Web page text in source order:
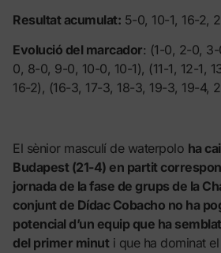
Resultat acumulat: 5-0, 10-1, 16-2,
Evolució del marcador: (1-0, 2-0,
0, 8-0, 9-0, 10-0, 10-1), (11-1, 12-1,
16-2), (16-3, 17-3, 18-3, 19-3, 19-4,
El sènior masculí de waterpolo ha
Budapest (21-4) en partit
jornada de la fase de grups de la
conjunt de Dídac Cobacho no ha
potencial d’un equip que ha
del primer minuti que ha dominat